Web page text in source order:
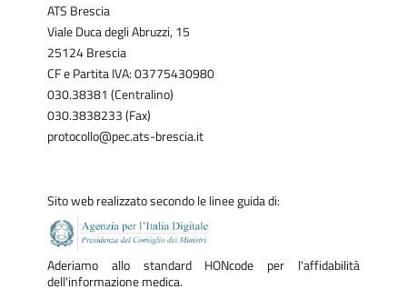
ATS Brescia
Viale Duca degli Abruzzi, 15
25124 Brescia
CF e Partita IVA: 03775430980
030.38381 (Centralino)
030.3838233 (Fax)
protocollo@pec.ats-brescia.it
Sito web realizzato secondo le linee guida di:
Aderiamo allo standard HONcode per l'affidabilità
dell'informazione medica.